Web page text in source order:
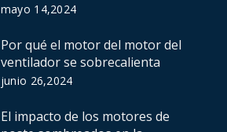
mayo 14,2024
Por qué el motor del motor del
ventilador se sobrecalienta
junio 26,2024
El impacto de los motores de